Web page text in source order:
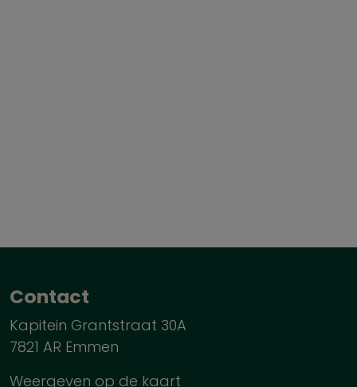
Contact
Kapitein Grantstraat 30A
7821 AR Emmen
Weergeven op de kaart